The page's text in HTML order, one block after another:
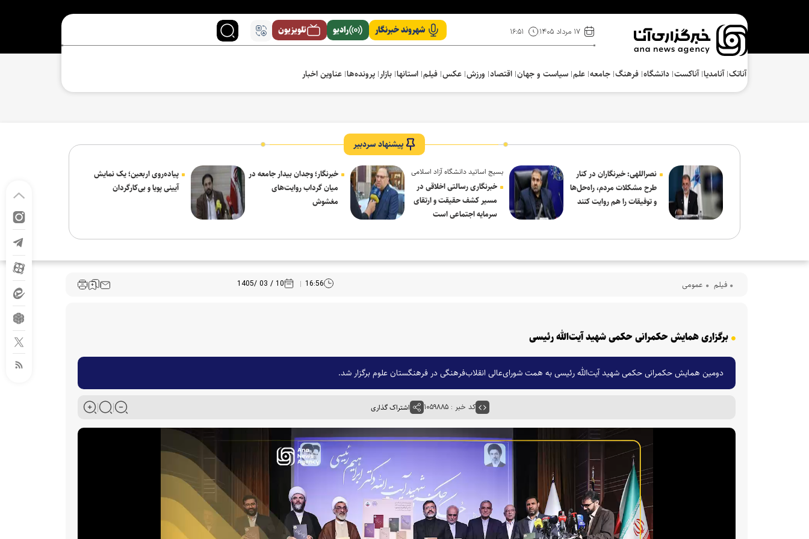
۱۷ مرداد ۱۴۰۵ ۱۶:۵۱ شهروند خبرنگار رادیو تلویزیون
آناتک آنامدیا آناکست دانشگاه فرهنگ‌ جامعه علم سیاست و جهان اقتصاد ورزش عکس فیلم استانها بازار پرونده‌ها عناوین اخبار
پیشنهاد سردبیر
نصراللهی: خبرنگاران در کنار
طرح مشکلات مردم، راه‌حل‌ها
و توفیقات را هم روایت کنند
بسیج اساتید دانشگاه آزاد اسلامی
در پیام روز خبرنگار:
خبرنگاری رسالتی اخلاقی در
مسیر کشف حقیقت و ارتقای
سرمایه اجتماعی است
خبرنگار؛ وجدان بیدار جامعه در
میان گرداب روایت‌های
مغشوش
پیاده‌روی اربعین؛ یک نمایش
آیینی پویا و بی‌کارگردان
فیلم عمومی 16:56
10 / 03 /1405
برگزاری همایش حکمرانی حکمی شهید آیت‌الله رئیسی
دومین همایش حکمرانی حکمی شهید آیت‌الله رئیسی به همت شورای‌عالی انقلاب‌فرهنگی در فرهنگستان علوم برگزار شد.
کد خبر : ۱۰۵۹۸۸۵ اشتراک گذاری